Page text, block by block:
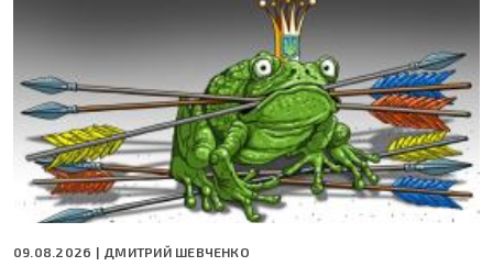
09.08.2026 | ДМИТРИЙ ШЕВЧЕНКО